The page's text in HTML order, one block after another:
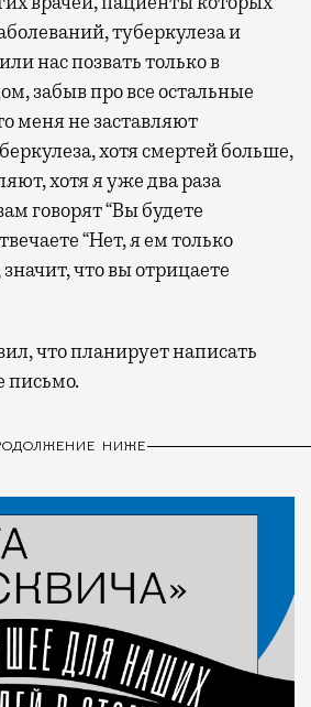
туберкулеза и
нас позвать только в
забыв про все остальные
меня не заставляют
хотя смертей больше,
хотя я уже два раза
говорят “Вы будете
“Нет, я ем только
что вы отрицаете
что планирует написать
письмо.
НИЖЕ